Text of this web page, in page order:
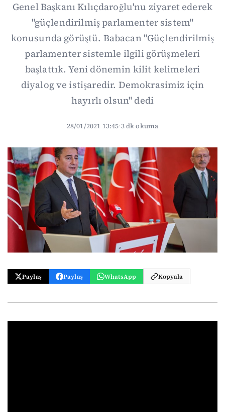
Genel Başkanı Kılıçdaroğlu'nu ziyaret ederek
"güçlendirilmiş parlamenter sistem"
konusunda görüştü. Babacan "Güçlendirilmiş
parlamenter sistemle ilgili görüşmeleri
başlattık. Yeni dönemin kilit kelimeleri
diyalog ve istişaredir. Demokrasimiz için
hayırlı olsun" dedi
28/01/2021 13:45·3 dk okuma
Paylaş Paylaş WhatsApp Kopyala